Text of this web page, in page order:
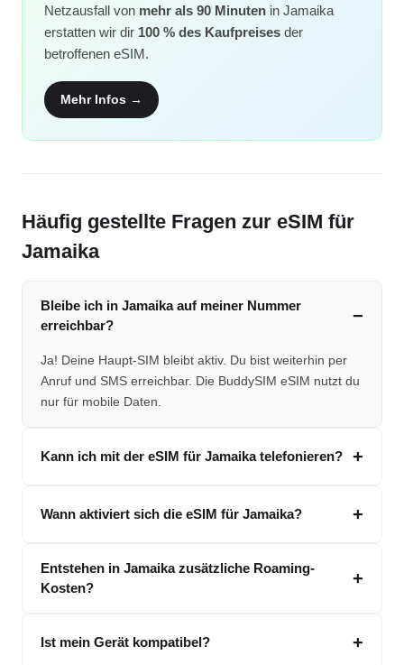
Netzausfall von mehr als 90 Minuten in Jamaika
erstatten wir dir 100 % des Kaufpreises der
betroffenen eSIM.
Mehr Infos →
Häufig gestellte Fragen zur eSIM für
Jamaika
Bleibe ich in Jamaika auf meiner Nummer
erreichbar?
Ja! Deine Haupt-SIM bleibt aktiv. Du bist weiterhin per
Anruf und SMS erreichbar. Die BuddySIM eSIM nutzt du
nur für mobile Daten.
Kann ich mit der eSIM für Jamaika telefonieren?
Wann aktiviert sich die eSIM für Jamaika?
Entstehen in Jamaika zusätzliche Roaming-
Kosten?
Ist mein Gerät kompatibel?